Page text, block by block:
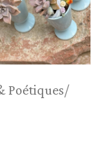
Poétiques/